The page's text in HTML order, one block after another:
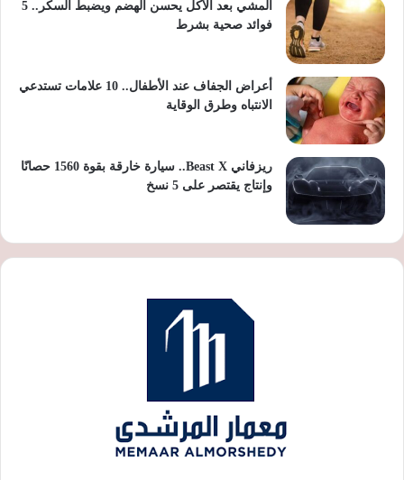
المشي بعد الأكل يحسن الهضم ويضبط السكر.. 5
فوائد صحية بشرط
أعراض الجفاف عند الأطفال.. 10 علامات تستدعي
الانتباه وطرق الوقاية
ريزفاني Beast X.. سيارة خارقة بقوة 1560 حصانًا
وإنتاج يقتصر على 5 نسخ